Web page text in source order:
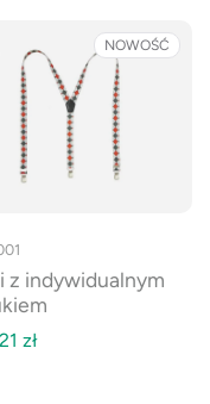
NOWOŚĆ
z indywidualnym
zł